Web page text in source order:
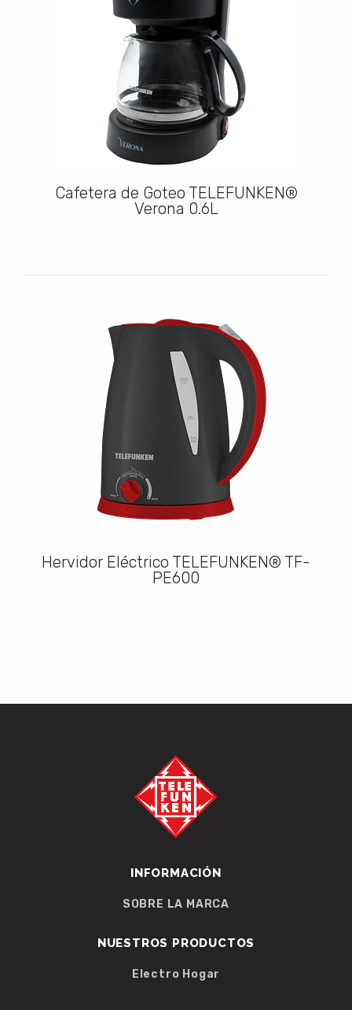
Cafetera de Goteo TELEFUNKEN®
Verona 0.6L
Hervidor Eléctrico TELEFUNKEN® TF-
PE600
INFORMACIÓN
SOBRE LA MARCA
NUESTROS PRODUCTOS
Electro Hogar